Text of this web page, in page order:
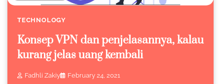
TECHNOLOGY
Konsep VPN dan penjelasannya, kalau
kurang jelas uang kembali
Fadhli Zakiy
February 24, 2021